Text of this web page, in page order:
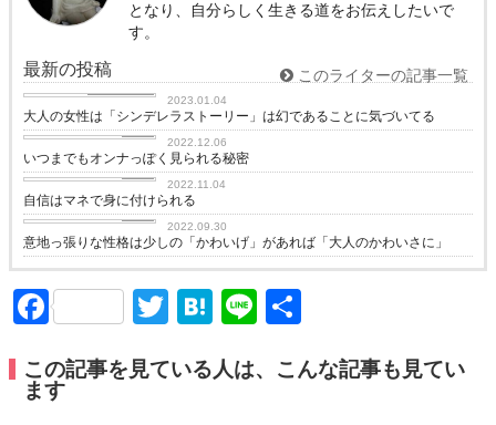
となり、自分らしく生きる道をお伝えしたいで
す。
最新の投稿 このライターの記事一覧
2023.01.04
大人の女性は「シンデレラストーリー」は幻であることに気づいてる
love
2022.12.06
いつまでもオンナっぽく見られる秘密
love
2022.11.04
自信はマネで身に付けられる
love
2022.09.30
意地っ張りな性格は少しの「かわいげ」があれば「大人のかわいさに」
FacebookTwitter
Hatena
Line
この記事を見ている人は、こんな記事も見てい
ます